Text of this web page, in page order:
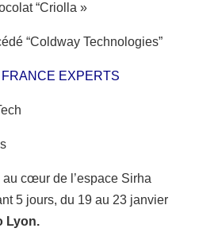
“Criolla »
“Coldway Technologies”
EXPERTS
au cœur de l’espace Sirha
5 jours, du 19 au 23 janvier
Lyon.